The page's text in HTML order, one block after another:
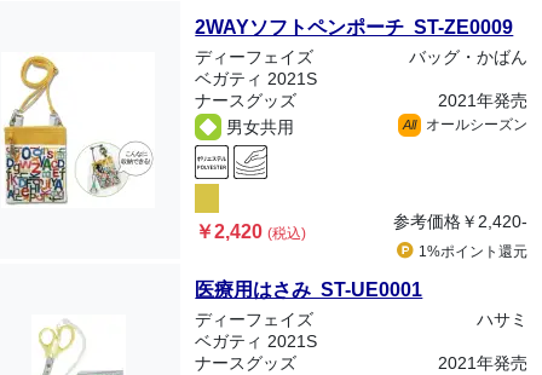
2WAYソフトペンポーチ ST-ZE0009
ディーフェイズ
バッグ・かばん
ベガティ 2021S
ナースグッズ
2021年発売
男女共用
All オールシーズン
￥2,420(税込)
参考価格￥2,420-
1%ポイント 還元
医療用はさみ ST-UE0001
ディーフェイズ
ハサミ
ベガティ 2021S
ナースグッズ
2021年発売